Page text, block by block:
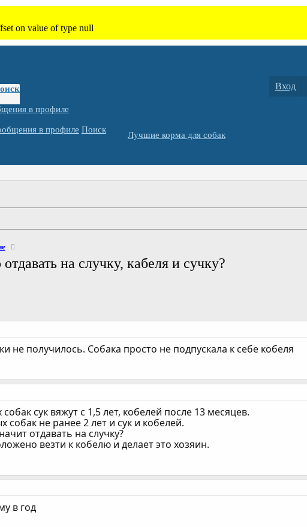
в профиле
в профиле Поиск
Лучшие корма для собак
Вход
на случку, кабеля и сучку?
не получилось. Собака просто не подпускала к себе кобеля
сук вяжут с 1,5 лет, кобелей после 13 месяцев.
собак не ранее 2 лет и сук и кобелей.
отдавать на случку?
везти к кобелю и делает это хозяин.
в год